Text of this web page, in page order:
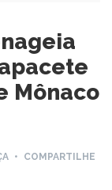
Mônaco
• COMPARTILHE